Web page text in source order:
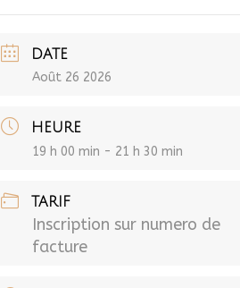
DATE
Août 26 2026
HEURE
19 h 00 min - 21 h 30 min
TARIF
Inscription sur numero de
facture